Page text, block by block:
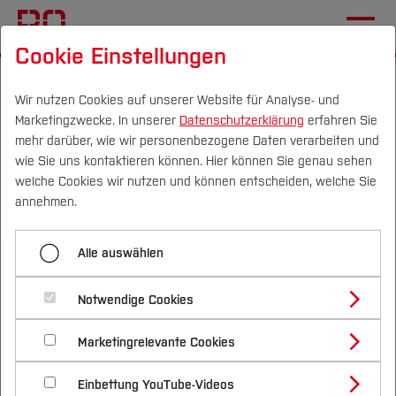
Campus Personen DE|EN Quicklinks
Studium
Studienangebote
Bachelorstudiengänge
Masterstudiengänge
Vor dem Studium
Bewerben & Einschreiben
Bewerbungsportal
Im Studium
Studienbüros und Prüfungen
Nach dem Studium
Forschung & Transfer
Profil
Forschungs- und Transferprofil
Schwerpunkte (FuT)
Beratung & Förderung
Nachhaltigkeit
Nachhaltigkeit studieren
International
Hochschulkommunikation
Newsletter (intern)
#25
Menü aufklappen
#01
#03
#04
Newsletter #25 der
Hochschule Bochum
Cookie Einstellungen
Wir nutzen Cookies auf unserer Website für Analyse- und
Marketingzwecke. In unserer Datenschutzerklärung erfahren Sie
mehr darüber, wie wir personenbezogene Daten verarbeiten und
wie Sie uns kontaktieren können. Hier können Sie genau sehen
welche Cookies wir nutzen und können entscheiden, welche Sie
annehmen.
Alle auswählen
Notwendige Cookies
Marketingrelevante Cookies
Einbettung YouTube-Videos